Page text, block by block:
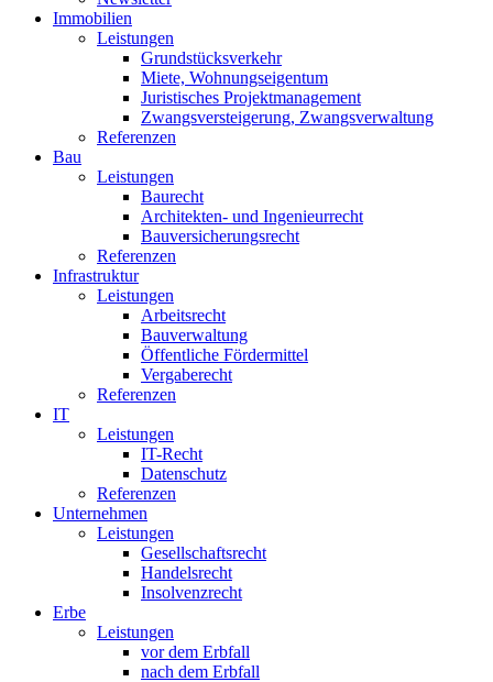
Immobilien
Leistungen
Grundstücksverkehr
Miete, Wohnungseigentum
Juristisches Projektmanagement
Zwangsversteigerung, Zwangsverwaltung
Referenzen
Bau
Leistungen
Baurecht
Architekten- und Ingenieurrecht
Bauversicherungsrecht
Referenzen
Infrastruktur
Leistungen
Arbeitsrecht
Bauverwaltung
Öffentliche Fördermittel
Vergaberecht
Referenzen
IT
Leistungen
IT-Recht
Datenschutz
Referenzen
Unternehmen
Leistungen
Gesellschaftsrecht
Handelsrecht
Insolvenzrecht
Erbe
Leistungen
vor dem Erbfall
nach dem Erbfall